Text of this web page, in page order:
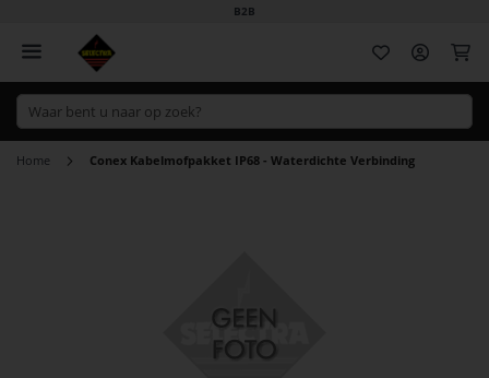
B2B
Home Conex Kabelmofpakket IP68 - Waterdichte Verbinding